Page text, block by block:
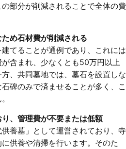
部分が削減されることで全体の費
め石材費が削減される
てることが通例であり、これには
含まれ、少なくとも50万円以上
、共同墓地では、墓石を設置しな
碑のみで済ませることが多く、こ
、管理費が不要または低額
養墓」として運営されており、寺
供養や清掃を行います。そのた